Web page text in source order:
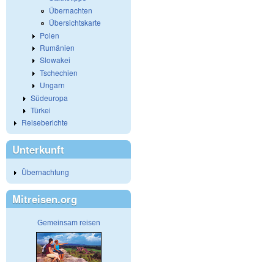
Übernachten
Übersichtskarte
Polen
Rumänien
Slowakei
Tschechien
Ungarn
Südeuropa
Türkei
Reiseberichte
Unterkunft
Übernachtung
Mitreisen.org
Gemeinsam reisen